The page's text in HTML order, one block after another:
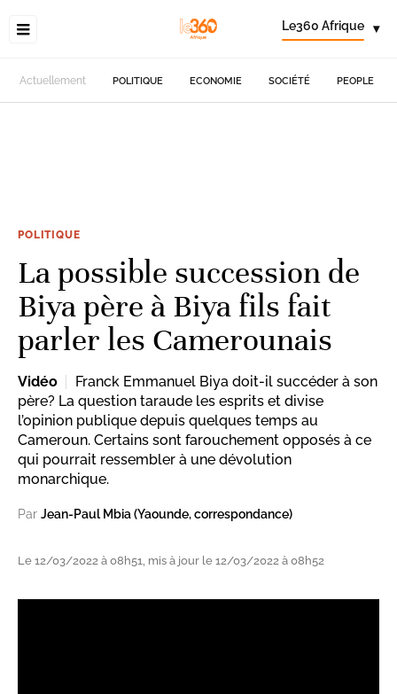
Le360 Afrique ▾
Actuellement POLITIQUE ECONOMIE SOCIÉTÉ PEOPLE
POLITIQUE
La possible succession de
Biya père à Biya fils fait
parler les Camerounais
Vidéo
Franck Emmanuel Biya doit-il succéder à son
père? La question taraude les esprits et divise
l’opinion publique depuis quelques temps au
Cameroun. Certains sont farouchement opposés à ce
qui pourrait ressembler à une dévolution
monarchique.
Par Jean-Paul Mbia (Yaounde, correspondance)
Le 12/03/2022 à 08h51, mis à jour le 12/03/2022 à 08h52